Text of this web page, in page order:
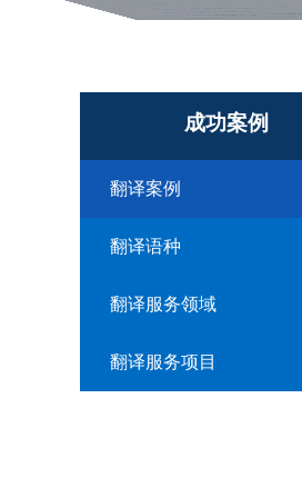
成功案例
翻译案例
翻译语种
翻译服务领域
翻译服务项目